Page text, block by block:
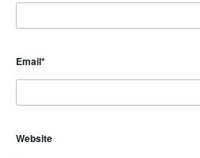
Email*
Website